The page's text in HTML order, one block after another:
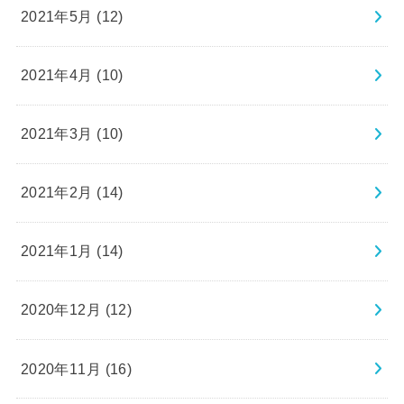
2021年5月 (12)
2021年4月 (10)
2021年3月 (10)
2021年2月 (14)
2021年1月 (14)
2020年12月 (12)
2020年11月 (16)